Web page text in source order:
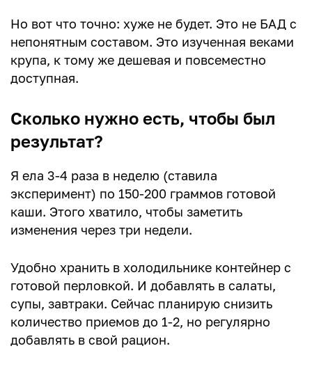
Но вот что точно: хуже не будет. Это не БАД с
непонятным составом. Это изученная веками
крупа, к тому же дешевая и повсеместно
доступная.
Сколько нужно есть, чтобы был
результат?
Я ела 3-4 раза в неделю (ставила
эксперимент) по 150-200 граммов готовой
каши. Этого хватило, чтобы заметить
изменения через три недели.
Удобно хранить в холодильнике контейнер с
готовой перловкой. И добавлять в салаты,
супы, завтраки. Сейчас планирую снизить
количество приемов до 1-2, но регулярно
добавлять в свой рацион.